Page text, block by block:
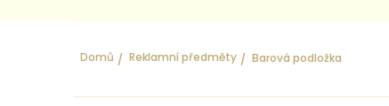
Domů Reklamní předměty Barová podložka